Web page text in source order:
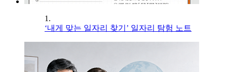
1.
‘내게 맞는 일자리 찾기’ 일자리 탐험 노트